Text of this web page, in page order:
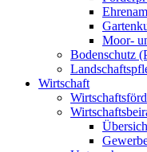
Moor-
Bodenschutz
Wirtschaft